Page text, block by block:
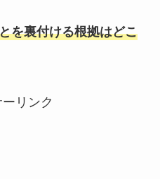
を裏付ける根拠はどこ
リンク